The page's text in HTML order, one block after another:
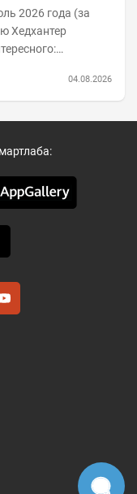
04.08.2026